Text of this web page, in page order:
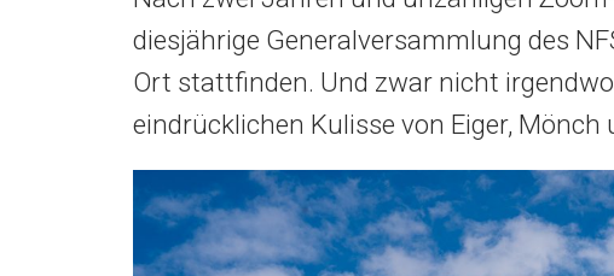
diesjährige Generalversammlung des
Ort stattfinden. Und zwar nicht
eindrücklichen Kulisse von Eiger,